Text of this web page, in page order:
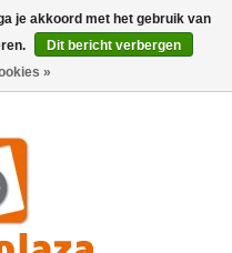
je akkoord met het gebruik van
Dit bericht verbergen
»